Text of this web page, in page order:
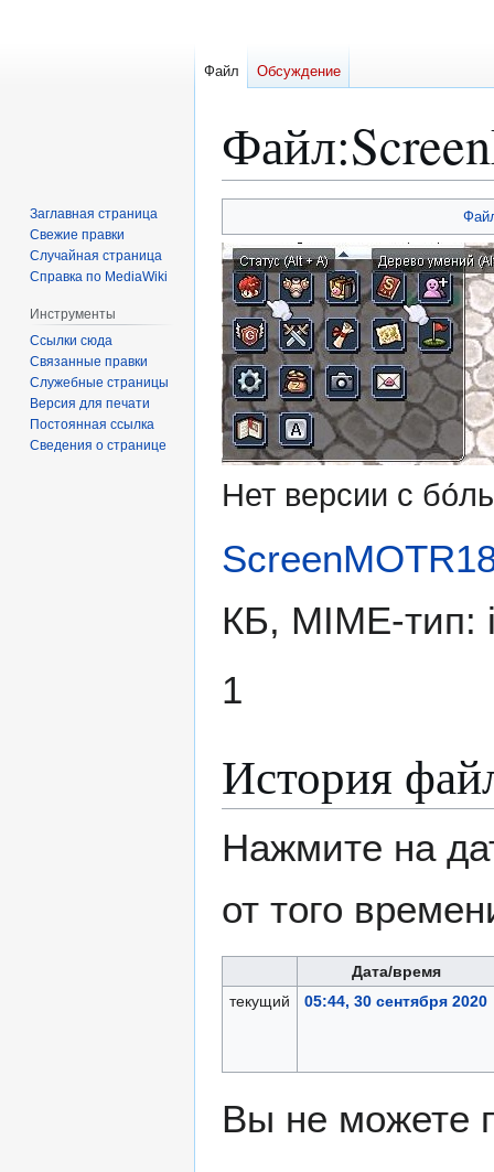
Файл:
к
навигации
к
поиску
Нет версии с
КБ, MIME-тип:
1
История
Нажмите на
от того
Дата/время
текущий
05:44, 30 сентября 2020
Вы не можете
Файл Обсуждение
Заглавная страница
Свежие правки
Случайная страница
Справка по MediaWiki
Инструменты
Ссылки сюда
Связанные правки
Служебные страницы
Версия для печати
Постоянная ссылка
Сведения о странице